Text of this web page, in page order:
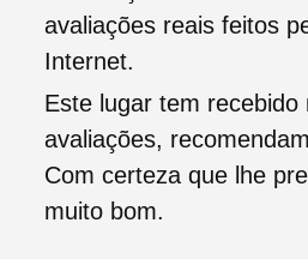
avaliações reais feitos
Internet.
Este lugar tem recebido
avaliações,
Com certeza que lhe
muito bom.